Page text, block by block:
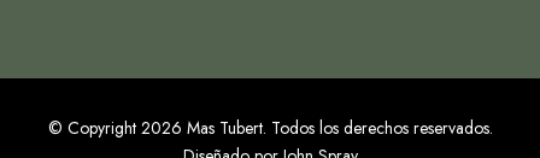
© Copyright 2026 Mas Tubert. Todos los derechos reservados.